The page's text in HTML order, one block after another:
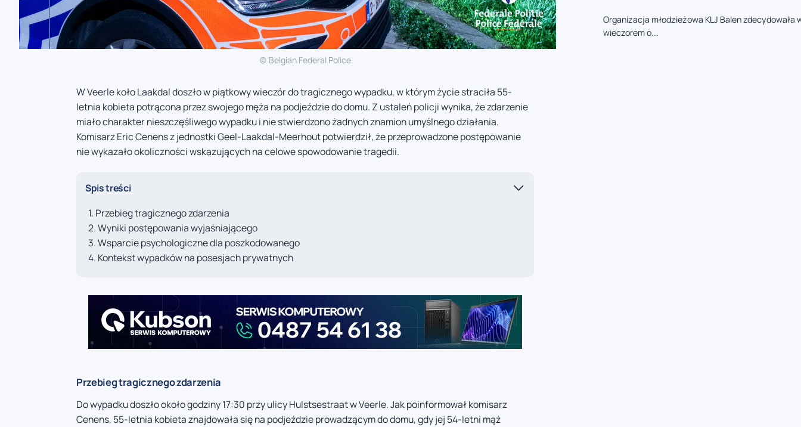
(c) Belgian Federal Police
W Veerle koło Laakdal doszło w piątkowy wieczór do tragicznego wypadku, w którym życie straciła 55-
letnia kobieta potrącona przez swojego męża na podjeździe do domu. Z ustaleń policji wynika, że zdarzenie
miało charakter nieszczęśliwego wypadku i nie stwierdzono żadnych znamion umyślnego działania.
Komisarz Eric Cenens z jednostki Geel-Laakdal-Meerhout potwierdził, że przeprowadzone postępowanie
nie wykazało okoliczności wskazujących na celowe spowodowanie tragedii.
Spis treści
Przebieg tragicznego zdarzenia
Wyniki postępowania wyjaśniającego
Wsparcie psychologiczne dla poszkodowanego
Kontekst wypadków na posesjach prywatnych
Przebieg tragicznego zdarzenia
Do wypadku doszło około godziny 17:30 przy ulicy Hulstsestraat w Veerle. Jak poinformował komisarz
Cenens, 55-letnia kobieta znajdowała się na podjeździe prowadzącym do domu, gdy jej 54-letni mąż
Organizacja młodzieżowa KLJ Balen zdecydowała
wieczorem o...